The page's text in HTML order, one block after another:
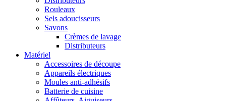
Rouleaux
Sels adoucisseurs
Savons
Crèmes de lavage
Distributeurs
Matériel
Accessoires de découpe
Appareils électriques
Moules anti-adhésifs
Batterie de cuisine